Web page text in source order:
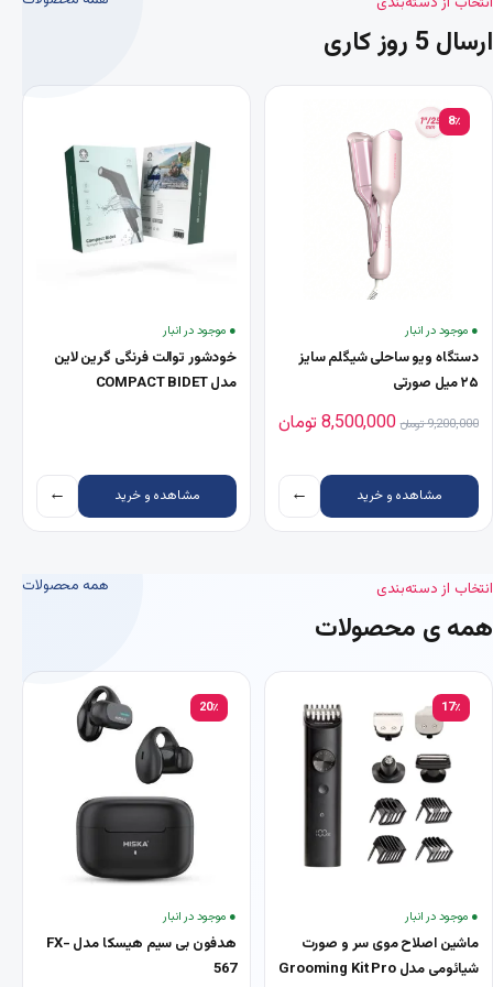
ارسال 5 روز کاری
8٪
● موجود در انبار
دستگاه ویو ساحلی شیگلم سایز
۲۵ میل صورتی
9,200,000تومان قیمت اصلی 9,200,000 تومان بود.
8,500,000 تومانقیمت فعلی 8,500,000 تومان است.
مشاهده و خرید ←
● موجود در انبار
خودشور توالت فرنگی گرین لاین
مدل COMPACT BIDET
مشاهده و خرید ←
انتخاب از دسته‌بندی
همه ی محصولات
همه محصولات
17٪
● موجود در انبار
ماشین اصلاح موی سر و صورت
شیائومی مدل Grooming Kit Pro
20٪
● موجود در انبار
هدفون بی سیم هیسکا مدل FX-
567